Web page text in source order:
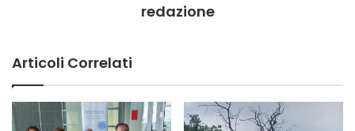
redazione
Articoli Correlati